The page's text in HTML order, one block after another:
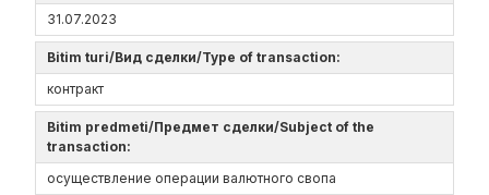
31.07.2023
Bitim turi/Вид сделки/Type of transaction:
контракт
Bitim predmeti/Предмет сделки/Subject of the
transaction:
осуществление операции валютного свопа